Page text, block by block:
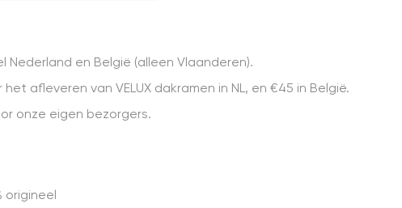
Nederland en België (alleen Vlaanderen).
afleveren van VELUX dakramen in NL, en €45 in België.
onze eigen bezorgers.
origineel